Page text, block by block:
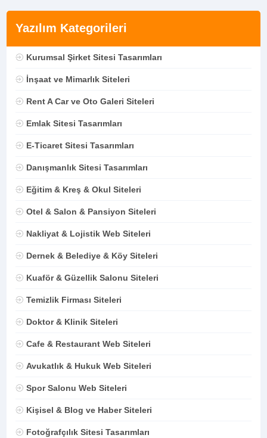
Yazılım Kategorileri
Kurumsal Şirket Sitesi Tasarımları
İnşaat ve Mimarlık Siteleri
Rent A Car ve Oto Galeri Siteleri
Emlak Sitesi Tasarımları
E-Ticaret Sitesi Tasarımları
Danışmanlık Sitesi Tasarımları
Eğitim & Kreş & Okul Siteleri
Otel & Salon & Pansiyon Siteleri
Nakliyat & Lojistik Web Siteleri
Dernek & Belediye & Köy Siteleri
Kuaför & Güzellik Salonu Siteleri
Temizlik Firması Siteleri
Doktor & Klinik Siteleri
Cafe & Restaurant Web Siteleri
Avukatlık & Hukuk Web Siteleri
Spor Salonu Web Siteleri
Kişisel & Blog ve Haber Siteleri
Fotoğrafçılık Sitesi Tasarımları